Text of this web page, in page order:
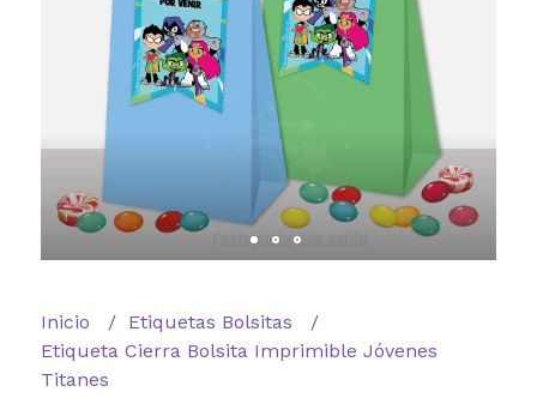
Inicio
Etiquetas Bolsitas
Etiqueta Cierra Bolsita Imprimible Jóvenes
Titanes